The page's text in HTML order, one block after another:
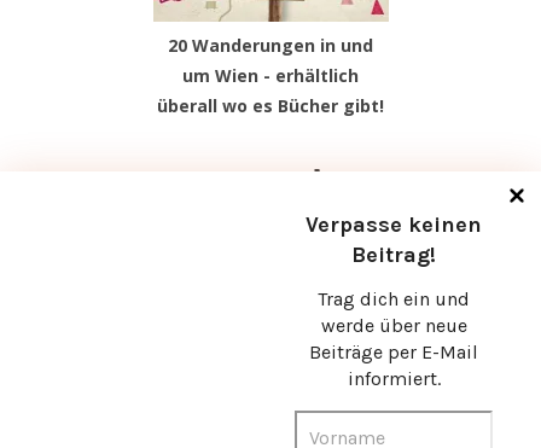
Verpasse keinen
Beitrag!
Trag dich ein und
werde über neue
Beiträge per E-Mail
informiert.
20 Wanderungen in und
um Wien - erhältlich
überall wo es Bücher gibt!